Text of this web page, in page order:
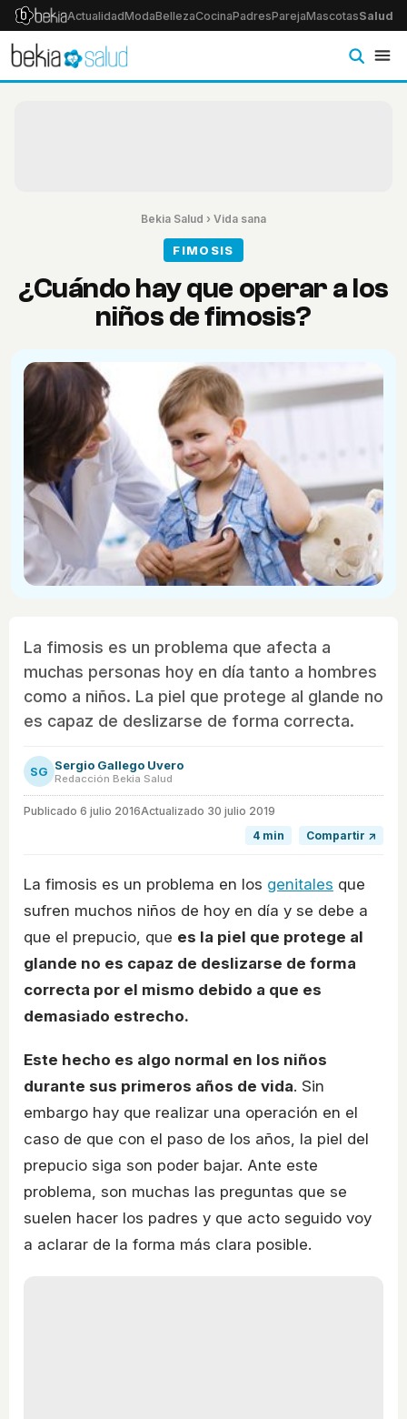
ActualidadModaBellezaCocinaPadresParejaMascotasSalud
Bekia Salud › Vida sana
FIMOSIS
¿Cuándo hay que operar a los
niños de fimosis?
La fimosis es un problema que afecta a
muchas personas hoy en día tanto a hombres
como a niños. La piel que protege al glande no
es capaz de deslizarse de forma correcta.
SG Sergio Gallego Uvero
Redacción Bekia Salud
Publicado 6 julio 2016Actualizado 30 julio 2019
4 min
Compartir ↗
La fimosis es un problema en los genitales que
sufren muchos niños de hoy en día y se debe a
que el prepucio, que es la piel que protege al
glande no es capaz de deslizarse de forma
correcta por el mismo debido a que es
demasiado estrecho.
Este hecho es algo normal en los niños
durante sus primeros años de vida. Sin
embargo hay que realizar una operación en el
caso de que con el paso de los años, la piel del
prepucio siga son poder bajar. Ante este
problema, son muchas las preguntas que se
suelen hacer los padres y que acto seguido voy
a aclarar de la forma más clara posible.